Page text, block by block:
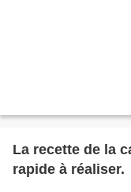
La recette de la
rapide à réaliser.